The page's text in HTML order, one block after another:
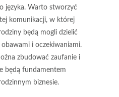
języka. Warto stworzyć
komunikacji, w której
będą mogli dzielić
i oczekiwaniami.
zbudować zaufanie i
będą fundamentem
biznesie.